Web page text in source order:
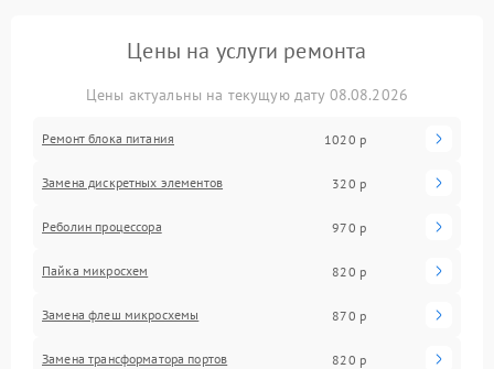
Цены на услуги ремонта
Цены актуальны на текущую дату 08.08.2026
Ремонт блока питания 1020 р
Замена дискретных элементов 320 р
Реболин процессора 970 р
Пайка микросхем 820 р
Замена флеш микросхемы 870 р
Замена трансформатора портов 820 р